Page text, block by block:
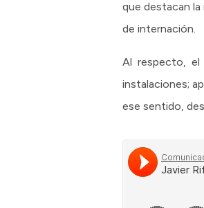
que destacan
de internación.
Al respecto, el
instalaciones;
ese sentido,